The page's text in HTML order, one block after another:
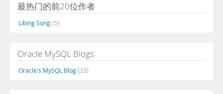
最热门的前20位作者
Libing Song(5)
Oracle MySQL Blogs
Oracle's MySQL Blog(33)